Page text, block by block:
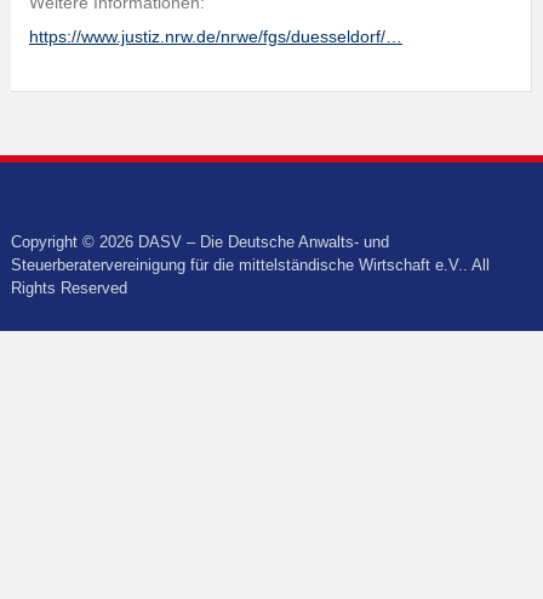
https://www.justiz.nrw.de/nrwe/fgs/duesseldorf/…
Copyright © 2026 DASV – Die Deutsche Anwalts- und
Steuerberatervereinigung für die mittelständische Wirtschaft e.V.. All
Rights Reserved